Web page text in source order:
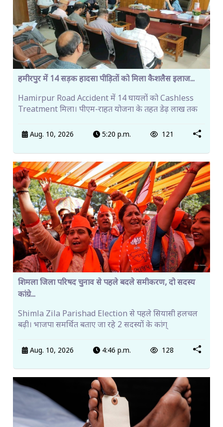
हमीरपुर में 14 सड़क हादसा पीड़ितों को मिला कैशलैस इलाज...
Hamirpur Road Accident में 14 घायलों को Cashless
Treatment मिला। पीएम-राहत योजना के तहत डेढ़ लाख तक
Aug. 10, 2026 5:20 p.m. 121
शिमला जिला परिषद चुनाव से पहले बदले समीकरण, दो सदस्य
कांग्रे...
Shimla Zila Parishad Election से पहले सियासी हलचल
बढ़ी। भाजपा समर्थित बताए जा रहे 2 सदस्यों के कांग्
Aug. 10, 2026 4:46 p.m. 128